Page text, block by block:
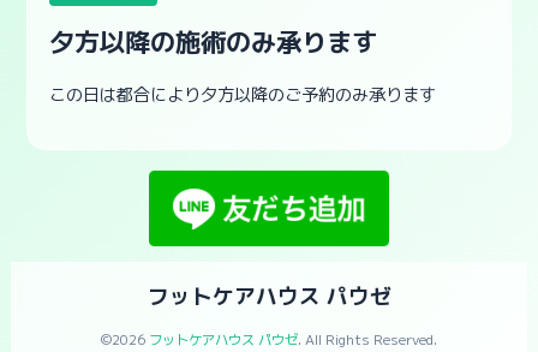
夕方以降の施術のみ承ります
この日は都合により夕方以降のご予約のみ承ります
フットケアハウス パウゼ
©2026 フットケアハウス パウゼ. All Rights Reserved.